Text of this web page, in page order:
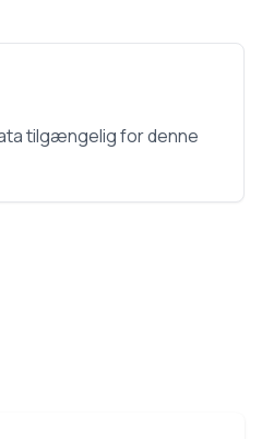
tilgængelig for denne